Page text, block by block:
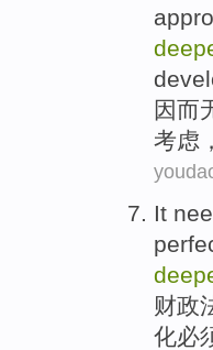
因而
考虑 ，
It
财政
化必